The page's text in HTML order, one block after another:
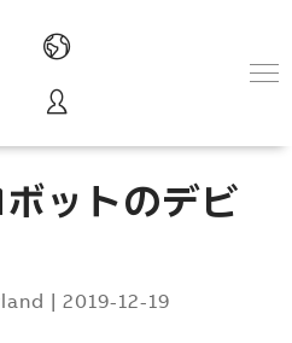
ットのデビ
| 2019-12-19